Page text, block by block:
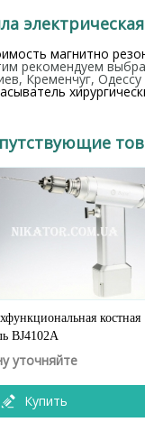
магнитно
рекомендуем
Кременчуг,
костная
BJ4102А
уточняйте
Купить